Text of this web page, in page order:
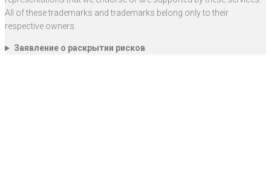
All of these trademarks and trademarks belong only to their
respective owners.
Заявление о раскрытии рисков